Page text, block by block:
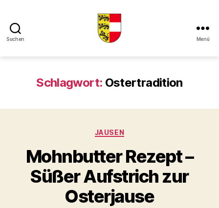
Suchen
Kueche
Menü
Schlagwort: Ostertradition
Kategorien
JAUSEN
Mohnbutter Rezept –
Süßer Aufstrich zur
Osterjause